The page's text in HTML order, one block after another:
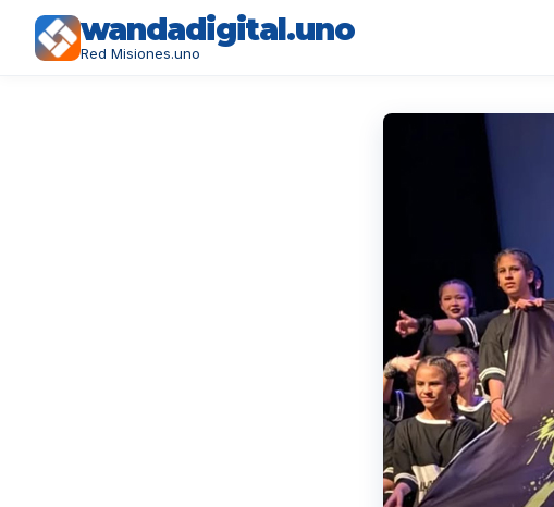
wandadigital.uno
Red Misiones.uno